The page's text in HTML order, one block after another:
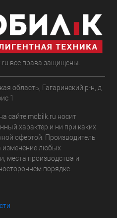
все права защищены.
область, Гагаринский р-н, д
1
сайте mobilk.ru носит
характер и ни при каких
офертой. Производитель
изменение любых
места производства и
порядке.